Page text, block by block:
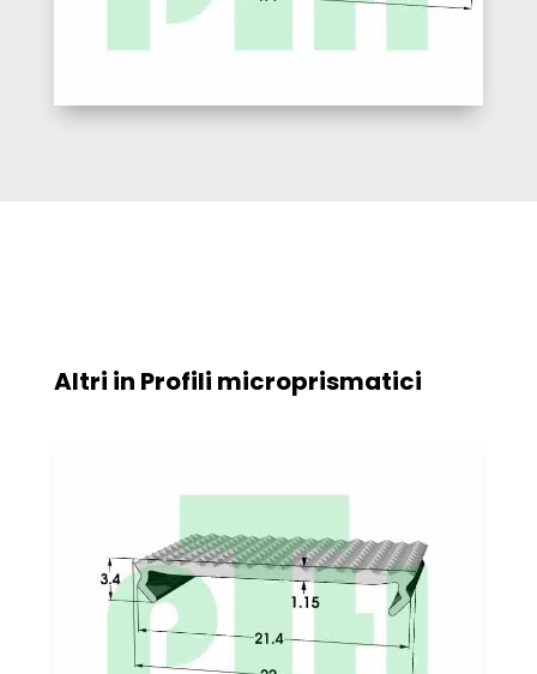
Altri in Profili microprismatici